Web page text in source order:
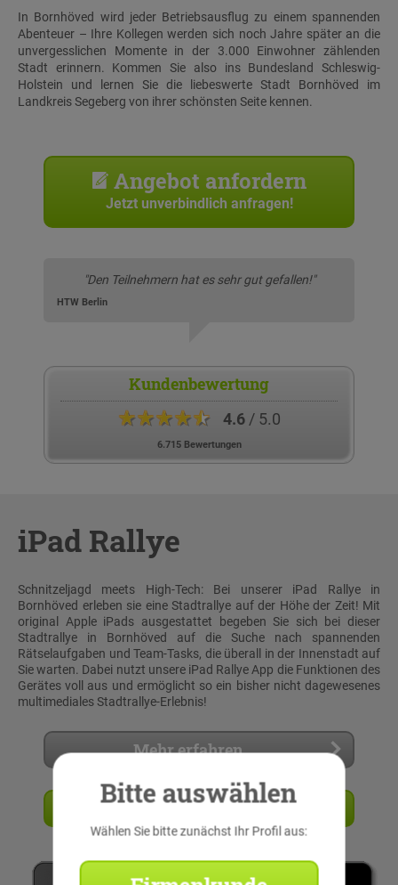
In Bornhöved wird jeder Betriebsausflug zu einem spannenden
Abenteuer – Ihre Kollegen werden sich noch Jahre später an die
unvergesslichen Momente in der 3.000 Einwohner zählenden
Stadt erinnern. Kommen Sie also ins Bundesland Schleswig-
Holstein und lernen Sie die liebeswerte Stadt Bornhöved im
Landkreis Segeberg von ihrer schönsten Seite kennen.
Angebot anfordern
Jetzt unverbindlich anfragen!
"Den Teilnehmern hat es sehr gut gefallen!"
HTW Berlin
Kundenbewertung
★★★★★ 4.6/ 5.0
6.715 Bewertungen
iPad Rallye
Schnitzeljagd meets High-Tech: Bei unserer iPad Rallye in
Bornhöved erleben sie eine Stadtrallye auf der Höhe der Zeit! Mit
original Apple iPads ausgestattet begeben Sie sich bei dieser
Stadtrallye in Bornhöved auf die Suche nach spannenden
Rätselaufgaben und Team-Tasks, die überall in der Innenstadt auf
Sie warten. Dabei nutzt unsere iPad Rallye App die Funktionen des
Gerätes voll aus und ermöglicht so ein bisher nicht dagewesenes
multimediales Stadtrallye-Erlebnis!
Mehr erfahren
Angebot anfordern
Bitte auswählen
Wählen Sie bitte zunächst Ihr Profil aus: